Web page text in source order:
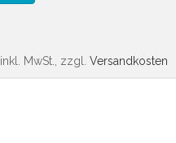
inkl. MwSt., zzgl. Versandkosten